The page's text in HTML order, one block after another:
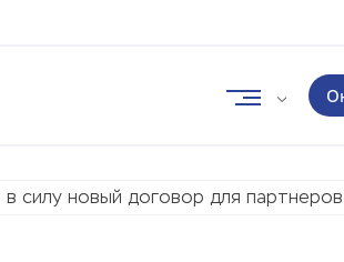
в силу новый договор для